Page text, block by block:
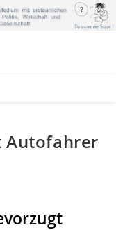
Autofahrer